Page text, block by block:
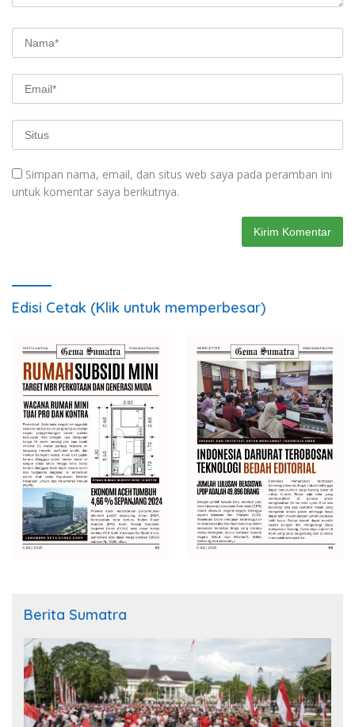
Simpan nama, email, dan situs web saya pada peramban ini
untuk komentar saya berikutnya.
Edisi Cetak (Klik untuk memperbesar)
Berita Sumatra